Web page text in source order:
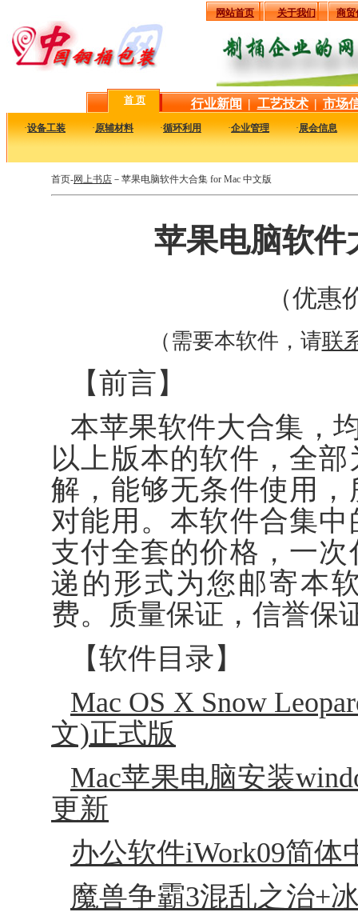
网站首页 关于我们 商贸
首 页 行业新闻 | 工艺技术 | 市场
·设备工装 ·原辅材料 ·循环利用 ·企业管理 ·展会信息
首页-网上书店 －苹果电脑软件大合集 for Mac 中文版
苹果电脑软件
（优惠
（需要本软件，请联
【前言】
本苹果软件大合集，
以上版本的软件，全
解，能够无条件使用
对能用。本软件合集
支付全套的价格，一
递的形式为您邮寄本
费。质量保证，信誉保
【软件目录】
Mac OS X Snow
文)正式版
Mac苹果电脑安装
更新
办公软件iWork09简体
魔兽争霸3混乱之治+